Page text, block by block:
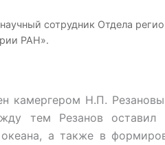
сотрудник Отдела
РАН».
камергером Н.П.
тем Резанов
а также в